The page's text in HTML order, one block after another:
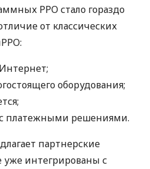
РРО стало гораздо
от классических
оборудования;
с платежными решениями.
партнерские
интегрированы с